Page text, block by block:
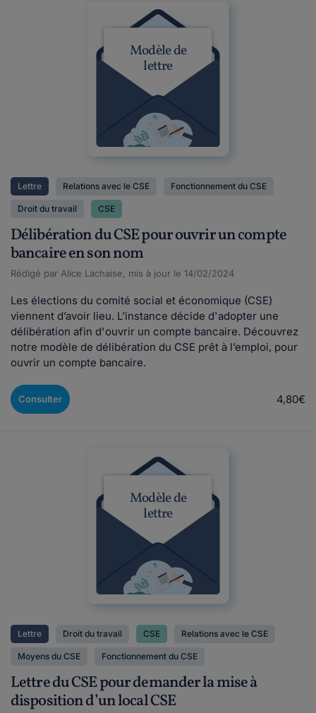
Modèle de
lettre
Lettre Relations avec le CSE Fonctionnement du CSE
Droit du travail CSE
Délibération du CSE pour ouvrir un compte
bancaire en son nom
Rédigé par Alice Lachaise, mis à jour le 14/02/2024
Les élections du comité social et économique (CSE)
viennent d’avoir lieu. L’instance décide d'adopter une
délibération afin d'ouvrir un compte bancaire. Découvrez
notre modèle de délibération du CSE prêt à l’emploi, pour
ouvrir un compte bancaire.
Consulter 4,80€
Modèle de
lettre
Lettre Droit du travail CSE Relations avec le CSE
Moyens du CSE Fonctionnement du CSE
Lettre du CSE pour demander la mise à
disposition d’un local CSE